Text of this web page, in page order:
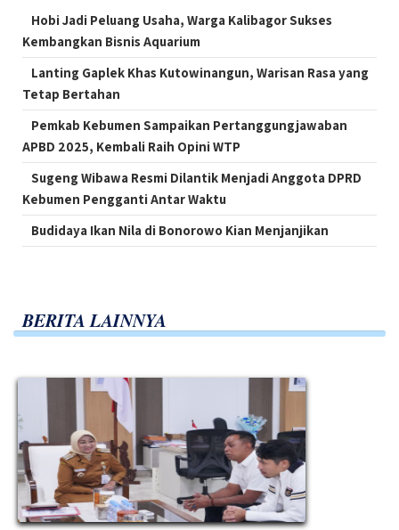
Hobi Jadi Peluang Usaha, Warga Kalibagor Sukses
Kembangkan Bisnis Aquarium
Lanting Gaplek Khas Kutowinangun, Warisan Rasa yang
Tetap Bertahan
Pemkab Kebumen Sampaikan Pertanggungjawaban
APBD 2025, Kembali Raih Opini WTP
Sugeng Wibawa Resmi Dilantik Menjadi Anggota DPRD
Kebumen Pengganti Antar Waktu
Budidaya Ikan Nila di Bonorowo Kian Menjanjikan
BERITA LAINNYA